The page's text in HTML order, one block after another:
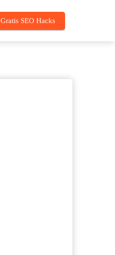
Gratis SEO Hacks